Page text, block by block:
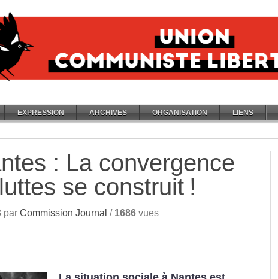
EXPRESSION ARCHIVES ORGANISATION LIENS
: La convergence
se construit !
par Commission Journal / 1686 vues